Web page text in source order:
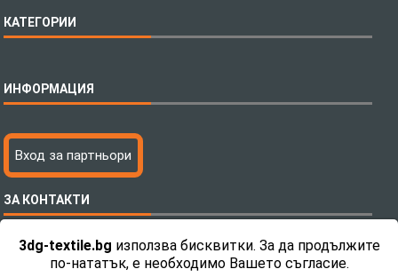
3dg-textile.bg използва бисквитки. За да продължите
по-нататък, е необходимо Вашето съгласие.
КАТЕГОРИИ
Бебешки спални комплекти
Тениски с пълноцветен печат
Хавлиени кърпи
Пончо за водни спортове
Микрофибърни Велурени Кърпи
Детски пончота
ИНФОРМАЦИЯ
Технология на печатане
Файлове за печат
Как да поръчам?
С какво сме различни?
Контакти
Вход за партньори
ЗА КОНТАКТИ
Телефон:0892 26 04 34 / 0896 57 42 42